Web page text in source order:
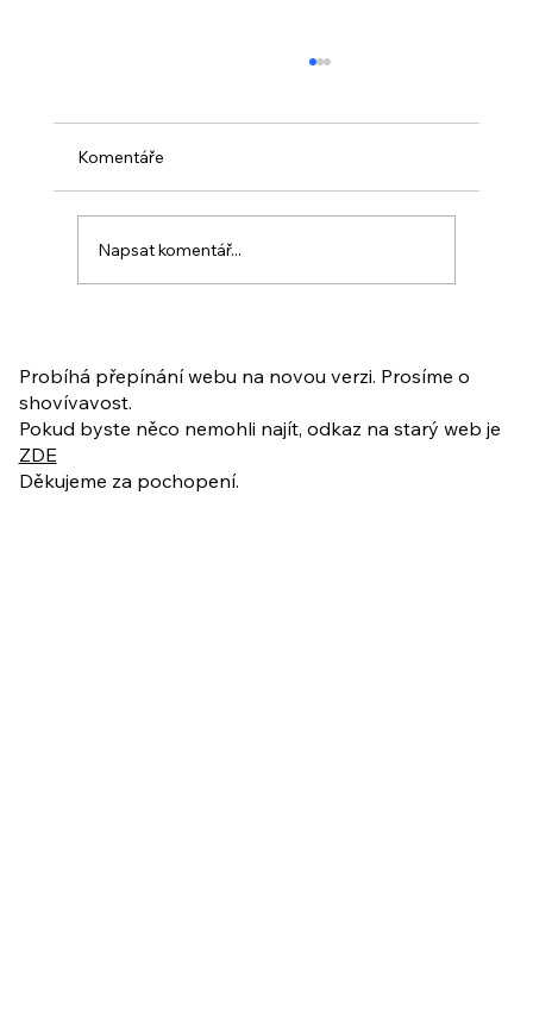
ukázkové lekce
Komentáře
Napsat komentář...
Probíhá přepínání webu na novou verzi. Prosíme o
shovívavost.
Pokud byste něco nemohli najít, odkaz na starý web je
ZDE
Děkujeme za pochopení.